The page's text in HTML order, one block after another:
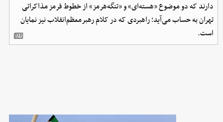
دارند که دو موضوع «هسته‌ای» و «تنگه‌هرمز» از خطوط قرمز مذاکراتی
تهران به حساب می‌آید؛ راهبردی که در کلام رهبرمعظم‌انقلاب نیز نمایان
است.